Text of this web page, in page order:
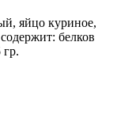
яйцо куриное,
белков
гр.